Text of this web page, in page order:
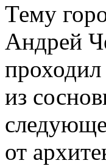
Тему
Андрей
из
от